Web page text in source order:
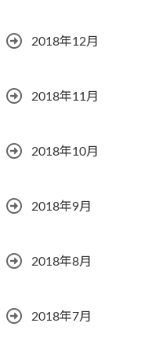
2018年12月
2018年11月
2018年10月
2018年9月
2018年8月
2018年7月